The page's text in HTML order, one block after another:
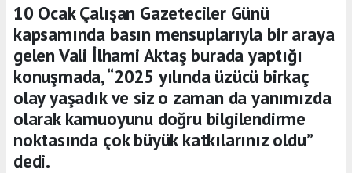
10 Ocak Çalışan Gazeteciler Günü
kapsamında basın mensuplarıyla bir araya
gelen Vali İlhami Aktaş burada yaptığı
konuşmada, “2025 yılında üzücü birkaç
olay yaşadık ve siz o zaman da yanımızda
olarak kamuoyunu doğru bilgilendirme
noktasında çok büyük katkılarınız oldu”
dedi.